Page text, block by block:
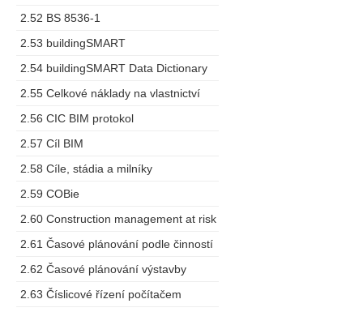
2.52 BS 8536-1
2.53 buildingSMART
2.54 buildingSMART Data Dictionary
2.55 Celkové náklady na vlastnictví
2.56 CIC BIM protokol
2.57 Cíl BIM
2.58 Cíle, stádia a milníky
2.59 COBie
2.60 Construction management at risk
2.61 Časové plánování podle činností
2.62 Časové plánování výstavby
2.63 Číslicové řízení počítačem